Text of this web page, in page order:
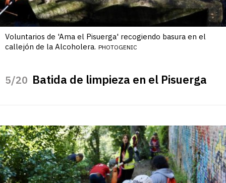
Voluntarios de 'Ama el Pisuerga' recogiendo basura en el
callejón de la Alcoholera. PHOTOGENIC
/20 Batida de limpieza en el Pisuerga